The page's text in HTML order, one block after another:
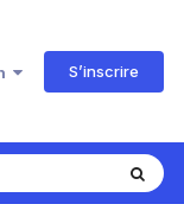
S’inscrire